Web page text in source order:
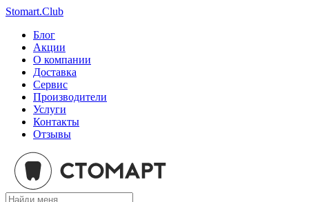
Stomart.Club
Блог
Акции
О компании
Доставка
Сервис
Производители
Услуги
Контакты
Отзывы